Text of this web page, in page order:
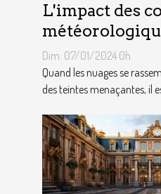
L'impact des
choix des
Dim. 07/01/2024 0h
Quand les nuages se
des teintes menaçantes, il